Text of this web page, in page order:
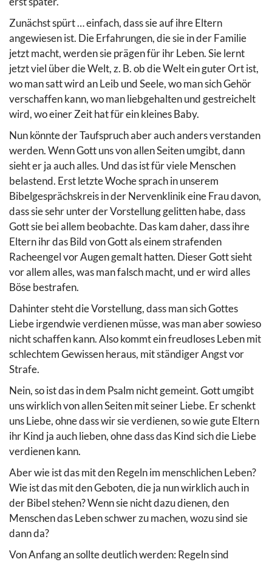
Zunächst spürt … einfach, dass sie auf ihre Eltern
angewiesen ist. Die Erfahrungen, die sie in der Familie
jetzt macht, werden sie prägen für ihr Leben. Sie lernt
jetzt viel über die Welt, z. B. ob die Welt ein guter Ort ist,
wo man satt wird an Leib und Seele, wo man sich Gehör
verschaffen kann, wo man liebgehalten und gestreichelt
wird, wo einer Zeit hat für ein kleines Baby.
Nun könnte der Taufspruch aber auch anders verstanden
werden. Wenn Gott uns von allen Seiten umgibt, dann
sieht er ja auch alles. Und das ist für viele Menschen
belastend. Erst letzte Woche sprach in unserem
Bibelgesprächskreis in der Nervenklinik eine Frau davon,
dass sie sehr unter der Vorstellung gelitten habe, dass
Gott sie bei allem beobachte. Das kam daher, dass ihre
Eltern ihr das Bild von Gott als einem strafenden
Racheengel vor Augen gemalt hatten. Dieser Gott sieht
vor allem alles, was man falsch macht, und er wird alles
Böse bestrafen.
Dahinter steht die Vorstellung, dass man sich Gottes
Liebe irgendwie verdienen müsse, was man aber sowieso
nicht schaffen kann. Also kommt ein freudloses Leben mit
schlechtem Gewissen heraus, mit ständiger Angst vor
Strafe.
Nein, so ist das in dem Psalm nicht gemeint. Gott umgibt
uns wirklich von allen Seiten mit seiner Liebe. Er schenkt
uns Liebe, ohne dass wir sie verdienen, so wie gute Eltern
ihr Kind ja auch lieben, ohne dass das Kind sich die Liebe
verdienen kann.
Aber wie ist das mit den Regeln im menschlichen Leben?
Wie ist das mit den Geboten, die ja nun wirklich auch in
der Bibel stehen? Wenn sie nicht dazu dienen, den
Menschen das Leben schwer zu machen, wozu sind sie
dann da?
Von Anfang an sollte deutlich werden: Regeln sind